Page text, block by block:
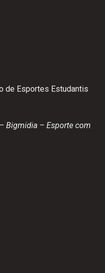
de Esportes Estudantis
Bigmidia – Esporte com